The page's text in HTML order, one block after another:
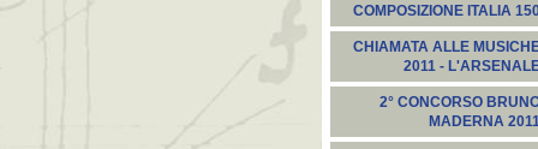
COMPOSIZIONE ITALIA
CHIAMATA ALLE
2011 -
2° CONCORSO
MADERNA 2011